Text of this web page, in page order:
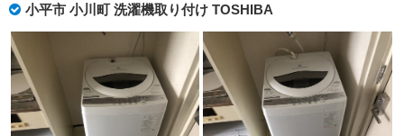
小平市 小川町 洗濯機取り付け TOSHIBA